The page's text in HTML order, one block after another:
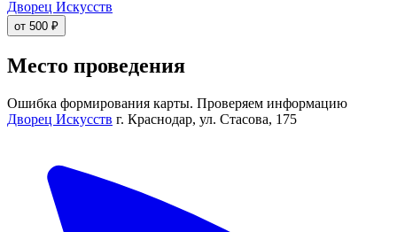
Дворец Искусств
от 500 ₽
Место проведения
Ошибка формирования карты. Проверяем информацию
Дворец Искусств г. Краснодар, ул. Стасова, 175